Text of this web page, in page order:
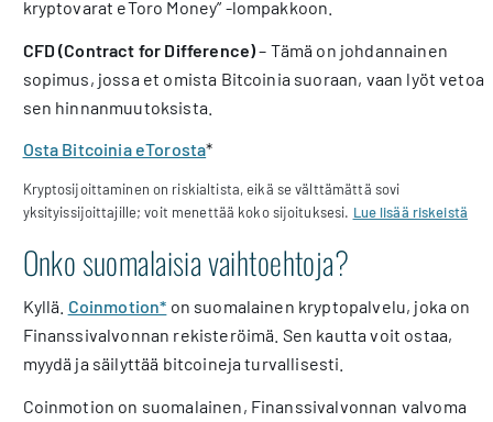
kryptovarat eToro Money” -lompakkoon.
CFD (Contract for Difference)– Tämä on johdannainen
sopimus, jossa et omista Bitcoinia suoraan, vaan lyöt vetoa
sen hinnanmuutoksista.
Osta Bitcoinia eTorosta*
Kryptosijoittaminen on riskialtista, eikä se välttämättä sovi
yksityissijoittajille; voit menettää koko sijoituksesi. Lue lisää riskeistä
Onko suomalaisia vaihtoehtoja?
Kyllä. Coinmotion* on suomalainen kryptopalvelu, joka on
Finanssivalvonnan rekisteröimä. Sen kautta voit ostaa,
myydä ja säilyttää bitcoineja turvallisesti.
Coinmotion on suomalainen, Finanssivalvonnan valvoma